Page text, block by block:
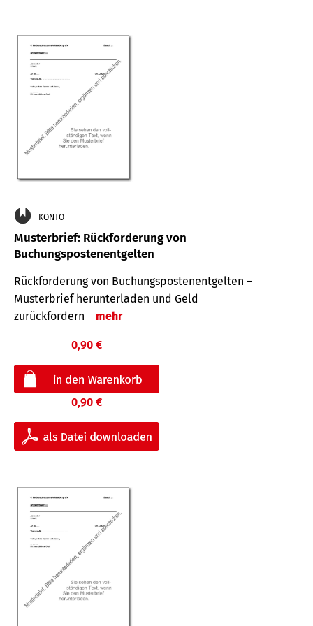
KONTO
Musterbrief: Rückforderung von
Buchungspostenentgelten
Rückforderung von Buchungspostenentgelten –
Musterbrief herunterladen und Geld
zurückfordern
mehr
0,90 €
0,90 €